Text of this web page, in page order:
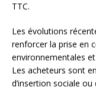
TTC.
Les évolutions
renforcer la prise en
environnementales
Les acheteurs sont
d’insertion sociale